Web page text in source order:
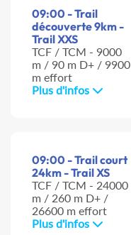
09:00 - Trail
découverte 9km -
Trail XXS
TCF / TCM - 9000
m / 90 m D+ / 9900
m effort
Plus d'infos
09:00 - Trail court
24km - Trail XS
TCF / TCM - 24000
m / 260 m D+ /
26600 m effort
Plus d'infos